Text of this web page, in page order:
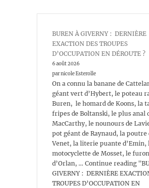
BUREN À GIVERNY : DERNIÈRE
EXACTION DES TROUPES
D’OCCUPATION EN DÉROUTE ?
6 août 2026
par nicole Esterolle
On a connu la banane de
géant vert d’Hybert, le poteau
Buren, le homard de Koons, la
fripes de Boltanski, le plus anal
MacCarthy, le nounours de
pot géant de Raynaud, la poutre
Venet, la literie puante d’Emin,
motocyclette de Mosset, le
d’Orlan, … Continue reading
GIVERNY : DERNIÈRE
TROUPES D’OCCUPATION EN